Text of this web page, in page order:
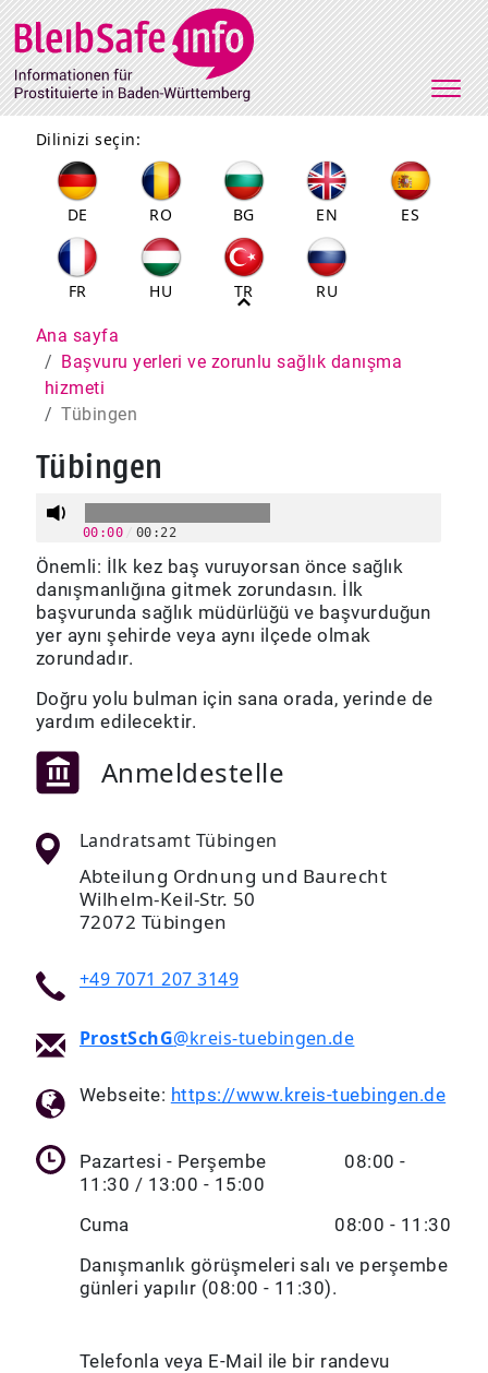
Direkt zum Inhalt
Dilinizi seçin:
DE RO BG EN ES
FR HU TR RU
Pfadnavigation
Ana sayfa
Başvuru yerleri ve zorunlu sağlık danışma
hizmeti
Tübingen
Tübingen
00:00 00:22
Önemli: İlk kez baş vuruyorsan önce sağlık
danışmanlığına gitmek zorundasın. İlk
başvurunda sağlık müdürlüğü ve başvurduğun
yer aynı şehirde veya aynı ilçede olmak
zorundadır.
Doğru yolu bulman için sana orada, yerinde de
yardım edilecektir.
Anmeldestelle
Landratsamt Tübingen
Abteilung Ordnung und Baurecht
Wilhelm-Keil-Str. 50
72072 Tübingen
+49 7071 207 3149
ProstSchG@kreis-tuebingen.de
Webseite: https://www.kreis-tuebingen.de
Pazartesi - Perşembe 08:00 -
11:30 / 13:00 - 15:00
Cuma 08:00 - 11:30
Danışmanlık görüşmeleri salı ve perşembe
günleri yapılır (08:00 - 11:30).
Telefonla veya E-Mail ile bir randevu